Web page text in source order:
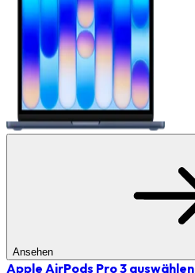
Ansehen
Apple AirPods Pro 3 auswählen